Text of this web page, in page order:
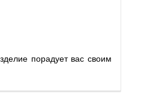
порадует вас своим